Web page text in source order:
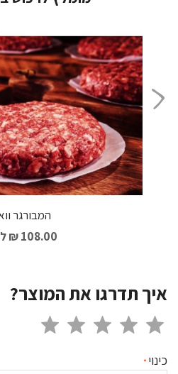
המבורגר
108.00 ₪
איך תדרגו את המוצר?
כינוי